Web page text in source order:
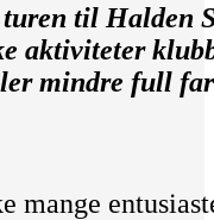
til Halden
aktiviteter
mindre full
mange